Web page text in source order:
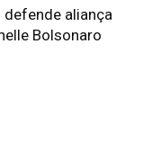
aliança
Bolsonaro